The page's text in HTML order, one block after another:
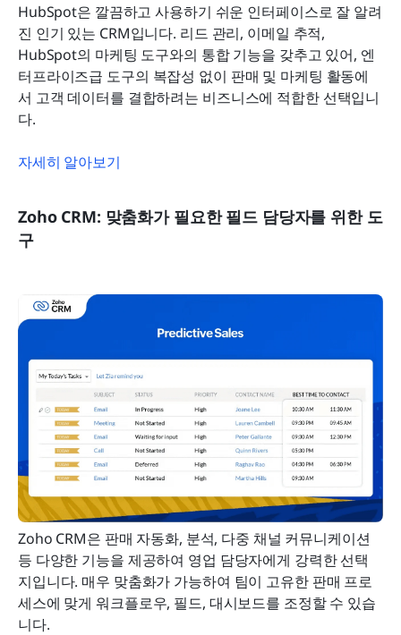
HubSpot은 깔끔하고 사용하기 쉬운 인터페이스로 잘 알려
진 인기 있는 CRM입니다. 리드 관리, 이메일 추적,
HubSpot의 마케팅 도구와의 통합 기능을 갖추고 있어, 엔
터프라이즈급 도구의 복잡성 없이 판매 및 마케팅 활동에
서 고객 데이터를 결합하려는 비즈니스에 적합한 선택입니
다.
자세히 알아보기
Zoho CRM: 맞춤화가 필요한 필드 담당자를 위한 도
구
Zoho CRM은 판매 자동화, 분석, 다중 채널 커뮤니케이션
등 다양한 기능을 제공하여 영업 담당자에게 강력한 선택
지입니다. 매우 맞춤화가 가능하여 팀이 고유한 판매 프로
세스에 맞게 워크플로우, 필드, 대시보드를 조정할 수 있습
니다.